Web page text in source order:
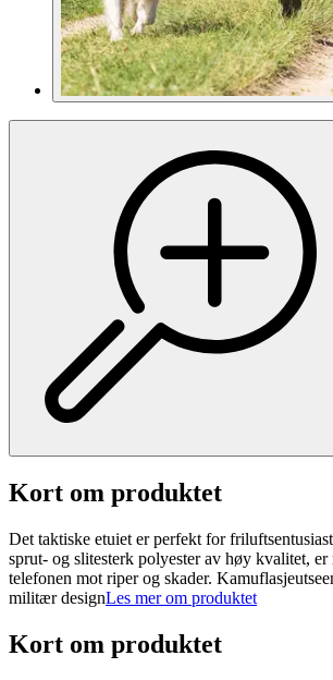
Kort om produktet
Det taktiske etuiet er perfekt for
sprut- og slitesterk polyester av høy kvalitet, er
telefonen mot riper og skader.
militær designLes mer om produktet
Kort om produktet